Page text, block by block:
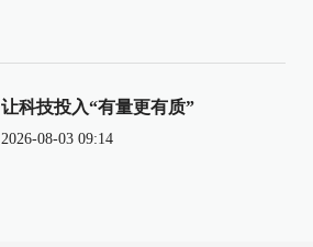
让科技投入“有量更有质”
2026-08-03 09:14